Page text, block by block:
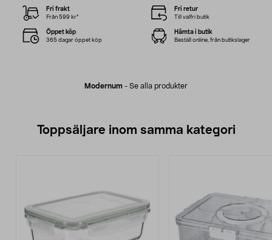
Modernum - Se alla produkter
Fri frakt
Från 599 kr*
Fri retur
Till valfri butik
Öppet köp
365 dagar öppet köp
Hämta i butik
Beställ online, från butikslager
Toppsäljare inom samma kategori